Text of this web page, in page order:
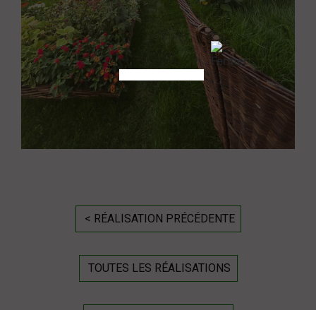
< RÉALISATION PRÉCÉDENTE
TOUTES LES RÉALISATIONS